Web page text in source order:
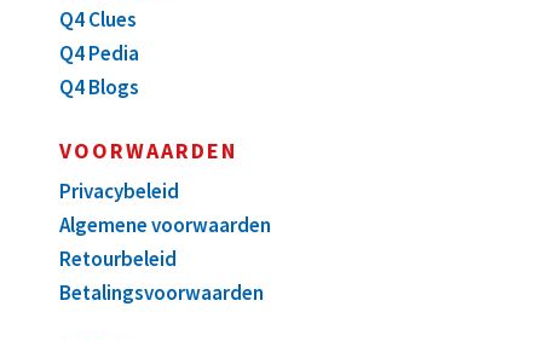
Q4 Clues
Q4 Pedia
Q4 Blogs
VOORWAARDEN
Privacybeleid
Algemene voorwaarden
Retourbeleid
Betalingsvoorwaarden